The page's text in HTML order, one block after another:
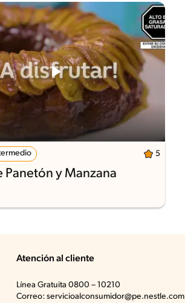
5
Panetón y Manzana
Atención al cliente
Línea Gratuita 0800 – 10210
Correo: servicioalconsumidor@pe.nestle.com